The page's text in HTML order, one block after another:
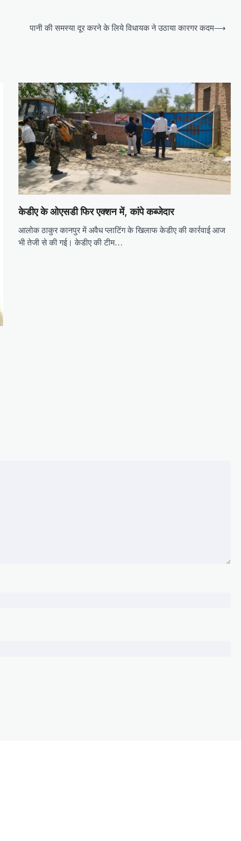
पानी की समस्या दूर करने के लिये विधायक ने उठाया कारगर कदम⟶
केडीए के ओएसडी फिर एक्शन में, कांपे कब्जेदार
आलोक ठाकुर कानपुर में अवैध प्लाटिंग के खिलाफ केडीए की कार्रवाई आज
भी तेजी से की गई। केडीए की टीम…